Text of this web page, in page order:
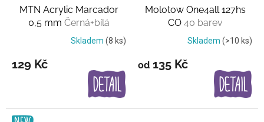
MTN Acrylic Marcador
0,5 mm Černá+bílá
Skladem (8 ks)
129 Kč
Molotow One4all 127hs
CO 40 barev
Skladem (>10 ks)
od 135 Kč